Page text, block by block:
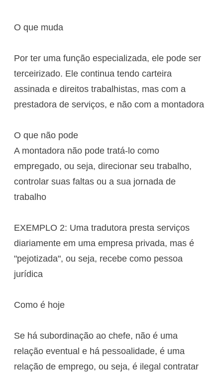
O que muda
Por ter uma função especializada, ele pode ser
terceirizado. Ele continua tendo carteira
assinada e direitos trabalhistas, mas com a
prestadora de serviços, e não com a montadora
O que não pode
A montadora não pode tratá-lo como
empregado, ou seja, direcionar seu trabalho,
controlar suas faltas ou a sua jornada de
trabalho
EXEMPLO 2: Uma tradutora presta serviços
diariamente em uma empresa privada, mas é
"pejotizada", ou seja, recebe como pessoa
jurídica
Como é hoje
Se há subordinação ao chefe, não é uma
relação eventual e há pessoalidade, é uma
relação de emprego, ou seja, é ilegal contratar